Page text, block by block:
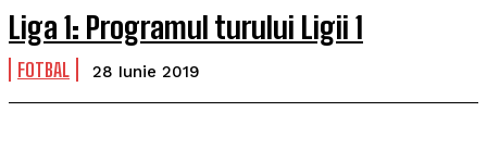
Liga 1: Programul turului Ligii 1
FOTBAL 28 Iunie 2019